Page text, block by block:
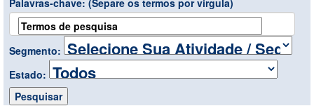
Palavras-chave: (Separe os termos por virgula)
Segmento:
Estado: